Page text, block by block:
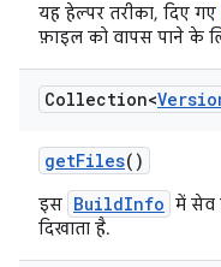
यह हेल्पर तरीका, दिए गए
फ़ाइल को वापस पाने के
Collection<
getFiles()
इस BuildInfo में सेव
दिखाता है.